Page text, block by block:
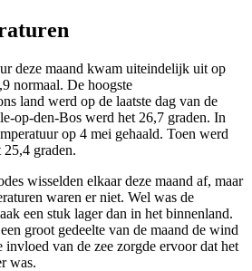
deze maand kwam uiteindelijk uit op
normaal. De hoogste
land werd op de laatste dag van de
op-den-Bos werd het 26,7 graden. In
op 4 mei gehaald. Toen werd
graden.
wisselden elkaar deze maand af, maar
waren er niet. Wel was de
een stuk lager dan in het binnenland.
groot gedeelte van de maand de wind
van de zee zorgde ervoor dat het
was.